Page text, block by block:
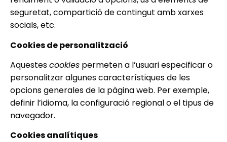
seguretat, compartició de contingut amb xarxes
socials, etc.
Cookies de personalització
Aquestescookies permeten a l’usuari especificar o
personalitzar algunes característiques de les
opcions generales de la pàgina web. Per exemple,
definir l’idioma, la configuració regional o el tipus de
navegador.
Cookies analítiques